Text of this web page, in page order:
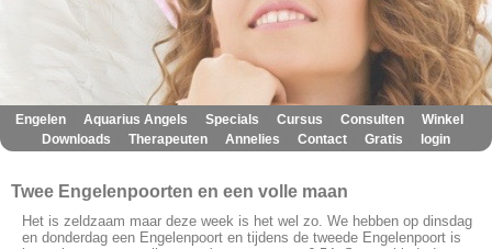
Engelen Aquarius Angels Specials Cursus Consulten Winkel
Downloads Therapeuten Annelies Contact Gratis login
Twee Engelenpoorten en een volle maan
Het is zeldzaam maar deze week is het wel zo. We hebben op dinsdag
en donderdag een Engelenpoort en tijdens de tweede Engelenpoort is